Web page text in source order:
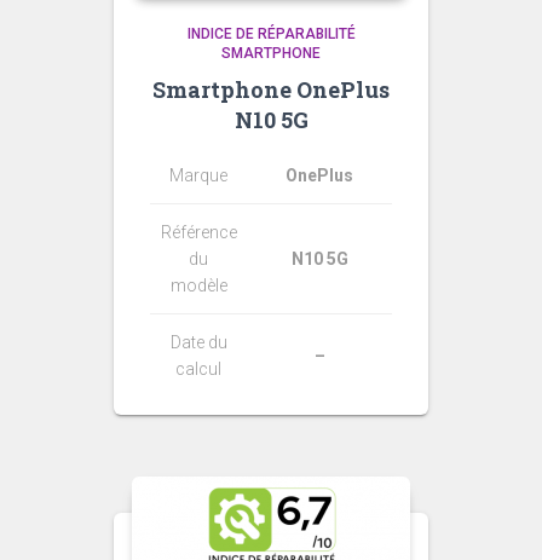
INDICE DE RÉPARABILITÉ
SMARTPHONE
Smartphone OnePlus
N10 5G
Marque OnePlus
Référence
du
modèle
N10 5G
Date du
calcul
–